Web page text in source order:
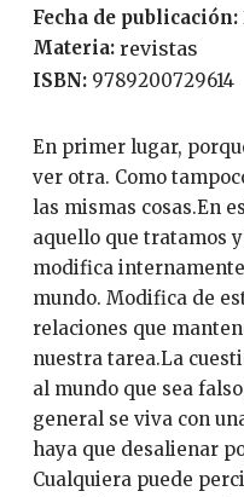
Fecha de publicación:
Materia: revistas
ISBN: 9789200729614
En primer lugar, porque no da igual ver una cosa o
ver otra. Como
las mismas cosas.En
aquello que tratamos
modifica
mundo. Modifica de
relaciones que
nuestra tarea.La
al mundo que sea
general se viva con
haya que desalienar
Cualquiera puede